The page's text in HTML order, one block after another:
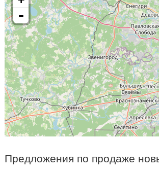
-
Предложения по продаже